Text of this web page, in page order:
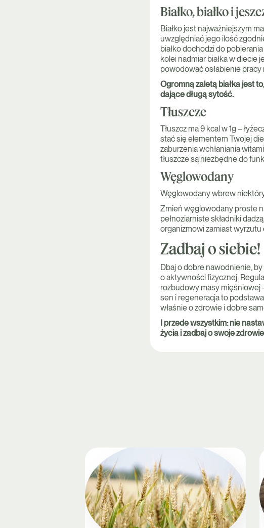
Białko, białko i
Białko jest najważniejszym
uwzględniać jego ilość
białko dochodzi do
kolei nadmiar białka w diecie
powodować osłabienie pracy
Ogromną zaletą białka jest
dające długą sytość.
Tłuszcze
Tłuszcz ma 9 kcal w 1g –
stać się elementem Twojej
zaburzenia wchłaniania
tłuszcze są niezbędne do
Węglowodany
Węglowodany wbrew
Zmień węglowodany proste
pełnoziarniste składniki
organizmowi zamiast wyrzutu
Zadbaj o siebie!
Dbaj o dobre nawodnienie,
o aktywności fizycznej.
rozbudowy masy mięśniowej
sen i regeneracja to
właśnie o zdrowie i dobre
I przede wszystkim: nie
życia i zadbaj o swoje